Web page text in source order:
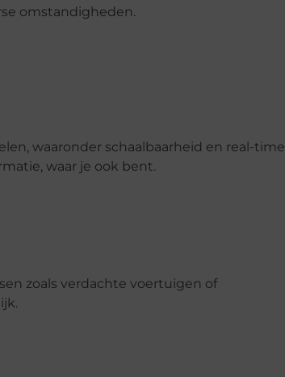
omstandigheden.
waaronder schaalbaarheid en real-time
waar je ook bent.
zoals verdachte voertuigen of